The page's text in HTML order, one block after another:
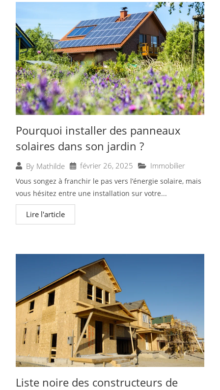
Pourquoi installer des panneaux
solaires dans son jardin ?
By Mathilde février 26, 2025 Immobilier
Vous songez à franchir le pas vers l’énergie solaire, mais
vous hésitez entre une installation sur votre...
Lire l'article
Liste noire des constructeurs de